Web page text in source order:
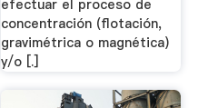
efectuar el proceso de
concentración (flotación,
gravimétrica o magnética)
y/o [.]